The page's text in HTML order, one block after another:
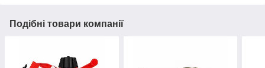
Подібні товари компанії